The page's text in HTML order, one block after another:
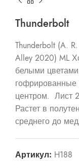
Thunderbolt
Thunderbolt (A.
Alley 2020) ML
белыми
гофрированные
центром. Лист
Растет в
среднего до
Артикул: H188